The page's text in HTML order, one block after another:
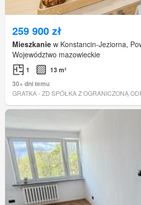
259 900 zł
Mieszkanie w Konstancin-Jeziorna,
Województwo mazowieckie
1
13 m²
30+ dni temu